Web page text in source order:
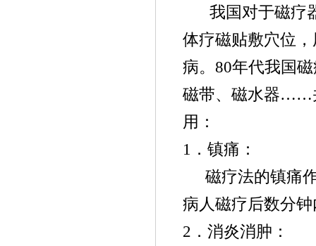
我国对于磁疗
体疗磁贴敷穴位
病。80年代我国
磁带、磁水器……
用：
1．镇痛：
磁疗法的镇痛
病人磁疗后数分
2．消炎消肿：